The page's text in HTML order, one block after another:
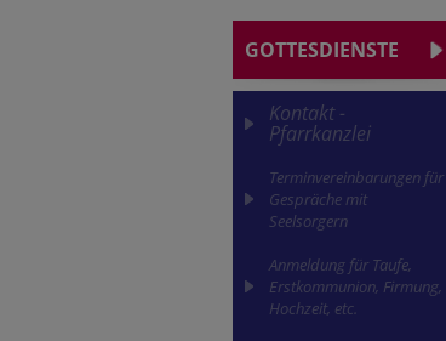
GOTTESDIENSTE
Kontakt -
Pfarrkanzlei
Terminvereinbarungen für
Gespräche mit
Seelsorgern
Anmeldung für Taufe,
Erstkommunion, Firmung,
Hochzeit, etc.